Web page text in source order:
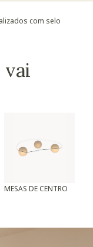
com selo
vai
MESAS DE CENTRO